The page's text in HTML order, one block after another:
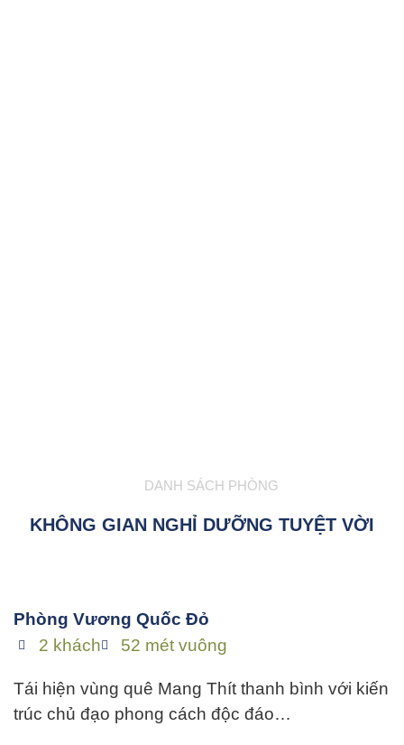
DANH SÁCH PHÒNG
KHÔNG GIAN NGHỈ DƯỠNG TUYỆT VỜI
Phòng Vương Quốc Đỏ
2 khách
52 mét vuông
Tái hiện vùng quê Mang Thít thanh bình với kiến
trúc chủ đạo phong cách độc đáo…